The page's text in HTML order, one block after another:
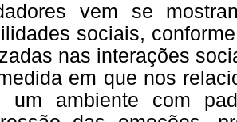
vem se
sociais,
nas interações
em que nos
um ambiente com